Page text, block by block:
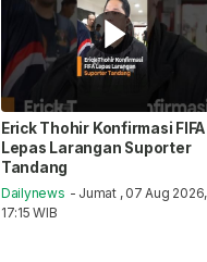
Erick Thohir Konfirmasi FIFA
Lepas Larangan Suporter
Tandang
Dailynews - Jumat , 07 Aug 2026,
17:15 WIB